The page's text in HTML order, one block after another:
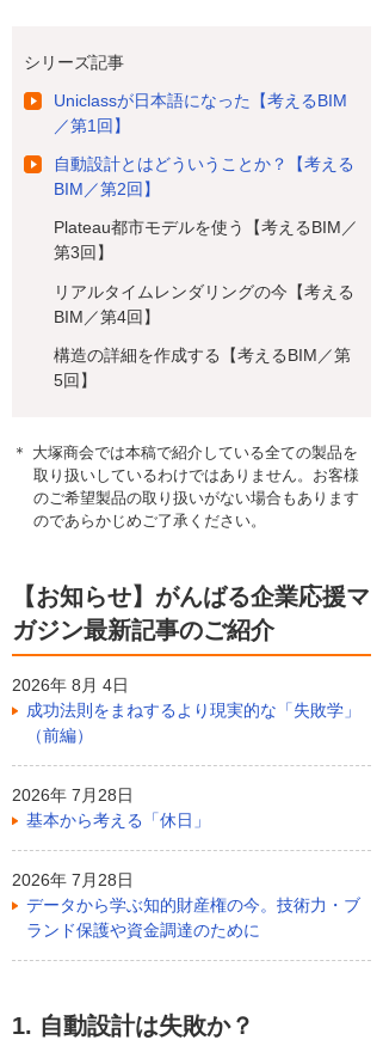
シリーズ記事
Uniclassが日本語になった【考えるBIM
／第1回】
自動設計とはどういうことか？【考える
BIM／第2回】
Plateau都市モデルを使う【考えるBIM／
第3回】
リアルタイムレンダリングの今【考える
BIM／第4回】
構造の詳細を作成する【考えるBIM／第
5回】
＊ 大塚商会では本稿で紹介している全ての製品を
取り扱いしているわけではありません。お客様
のご希望製品の取り扱いがない場合もあります
のであらかじめご了承ください。
【お知らせ】がんばる企業応援マ
ガジン最新記事のご紹介
2026年 8月 4日
成功法則をまねするより現実的な「失敗学」
（前編）
2026年 7月28日
基本から考える「休日」
2026年 7月28日
データから学ぶ知的財産権の今。技術力・ブ
ランド保護や資金調達のために
1. 自動設計は失敗か？